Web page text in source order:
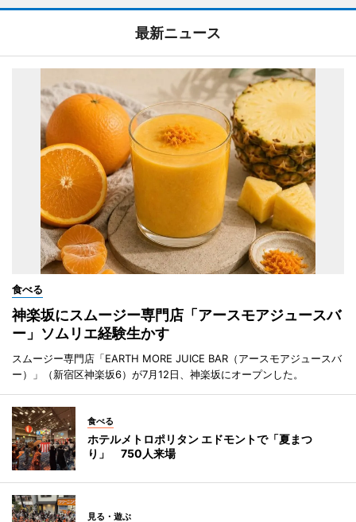
最新ニュース
食べる
神楽坂にスムージー専門店「アースモアジュースバ
ー」ソムリエ経験生かす
スムージー専門店「EARTH MORE JUICE BAR（アースモアジュースバ
ー）」（新宿区神楽坂6）が7月12日、神楽坂にオープンした。
食べる
ホテルメトロポリタン エドモントで「夏まつ
り」 750人来場
見る・遊ぶ